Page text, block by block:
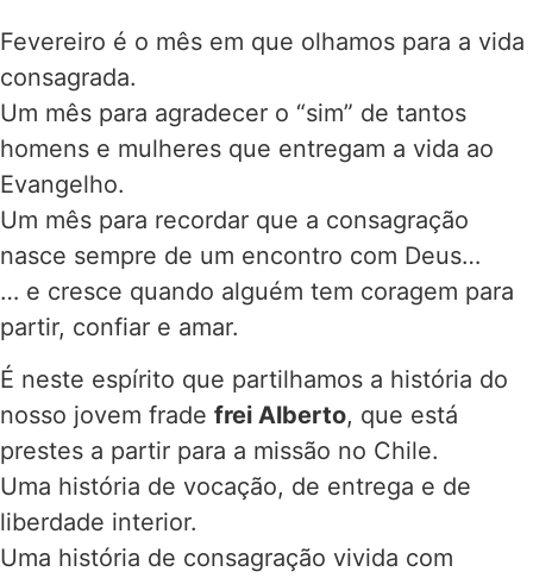
Fevereiro é o mês em que olhamos para a vida
consagrada.
Um mês para agradecer o “sim” de tantos
homens e mulheres que entregam a vida ao
Evangelho.
Um mês para recordar que a consagração
nasce sempre de um encontro com Deus…
… e cresce quando alguém tem coragem para
partir, confiar e amar.
É neste espírito que partilhamos a história do
nosso jovem frade frei Alberto, que está
prestes a partir para a missão no Chile.
Uma história de vocação, de entrega e de
liberdade interior.
Uma história de consagração vivida com